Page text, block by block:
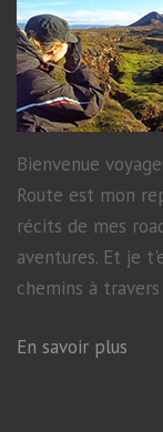
Bienvenue
Route est mon
récits de mes
aventures. Et je
chemins à
En savoir plus